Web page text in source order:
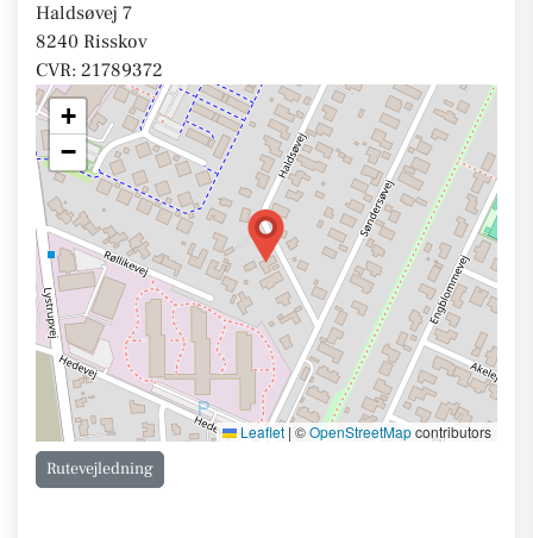
Haldsøvej 7
8240 Risskov
CVR: 21789372
+
−
Leaflet | ©OpenStreetMapcontributors
Rutevejledning